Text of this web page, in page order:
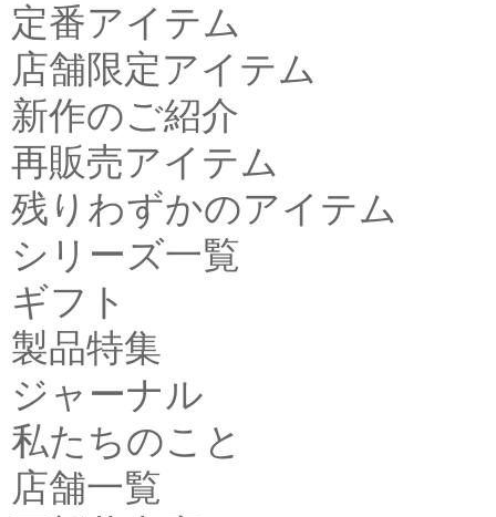
定番アイテム
店舗限定アイテム
新作のご紹介
再販売アイテム
残りわずかのアイテム
シリーズ一覧
ギフト
製品特集
ジャーナル
私たちのこと
店舗一覧